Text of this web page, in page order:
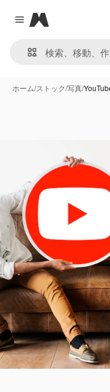
Close menu
Magnific
ホーム/ストック/写真/